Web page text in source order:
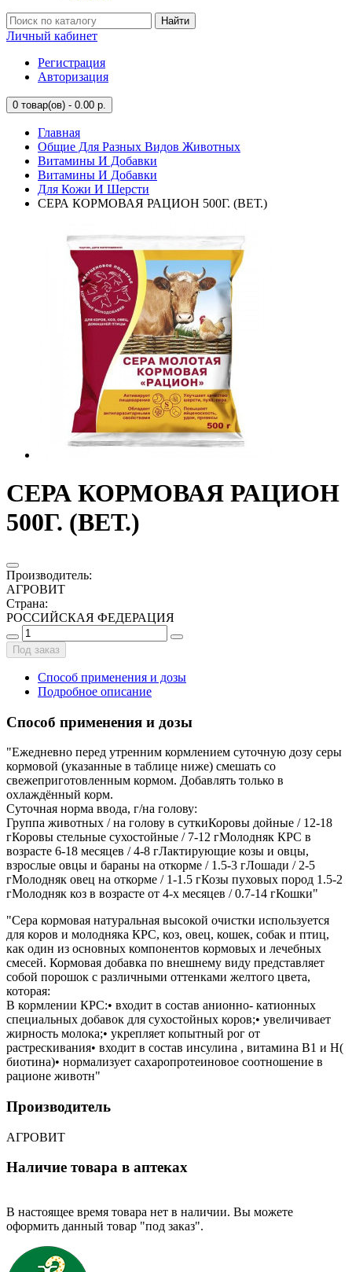
Найти
Личный кабинет
Регистрация
Авторизация
0 товар(ов) - 0.00 р.
Главная
Общие Для Разных Видов Животных
Витамины И Добавки
Витамины И Добавки
Для Кожи И Шерсти
СЕРА КОРМОВАЯ РАЦИОН 500Г. (ВЕТ.)
СЕРА КОРМОВАЯ РАЦИОН
500Г. (ВЕТ.)
Производитель:
АГРОВИТ
Страна:
РОССИЙСКАЯ ФЕДЕРАЦИЯ
Под заказ
Способ применения и дозы
Подробное описание
Способ применения и дозы
"Ежедневно перед утренним кормлением суточную дозу серы
кормовой (указанные в таблице ниже) смешать со
свежеприготовленным кормом. Добавлять только в
охлаждённый корм.
Суточная норма ввода, г/на голову:
Группа животных / на голову в суткиКоровы дойные / 12-18
гКоровы стельные сухостойные / 7-12 гМолодняк КРС в
возрасте 6-18 месяцев / 4-8 гЛактирующие козы и овцы,
взрослые овцы и бараны на откорме / 1.5-3 гЛошади / 2-5
гМолодняк овец на откорме / 1-1.5 гКозы пуховых пород 1.5-2
гМолодняк коз в возрасте от 4-х месяцев / 0.7-14 гКошки"
"Сера кормовая натуральная высокой очистки используется
для коров и молодняка КРС, коз, овец, кошек, собак и птиц,
как один из основных компонентов кормовых и лечебных
смесей. Кормовая добавка по внешнему виду представляет
собой порошок с различными оттенками желтого цвета,
которая:
В кормлении КРС:• входит в состав анионно- катионных
специальных добавок для сухостойных коров;• увеличивает
жирность молока;• укрепляет копытный рог от
растрескивания• входит в состав инсулина , витамина В1 и Н(
биотина)• нормализует сахаропротеиновое соотношение в
рационе животн"
Производитель
АГРОВИТ
Наличие товара в аптеках
В настоящее время товара нет в наличии. Вы можете
оформить данный товар "под заказ".